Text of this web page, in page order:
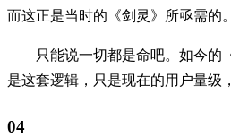
而这正是当时的《剑灵》所亟需的。
只能说一切都是命吧。如今的
是这套逻辑，只是现在的用户量级
04